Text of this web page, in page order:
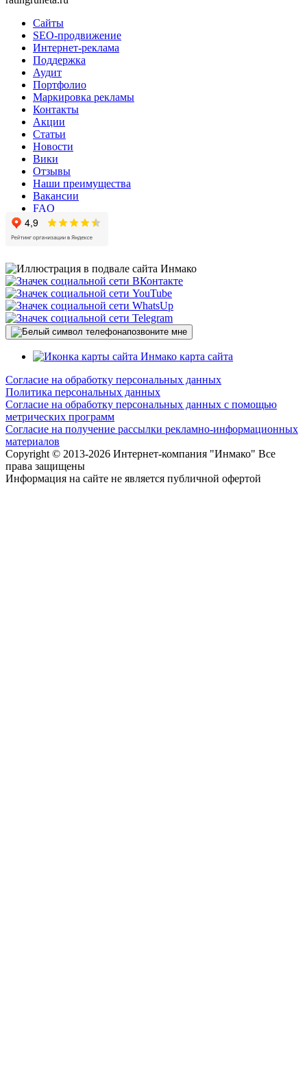
Сайты
SEO-продвижение
Интернет-реклама
Поддержка
Аудит
Портфолио
Маркировка рекламы
Контакты
Акции
Статьи
Новости
Вики
Отзывы
Наши преимущества
Вакансии
FAQ
позвоните мне
карта сайта
Согласие на обработку персональных данных
Политика персональных данных
Согласие на обработку персональных данных с помощью
метрических программ
Согласие на получение рассылки рекламно-информационных
материалов
Copyright © 2013-2026 Интернет-компания "Инмако" Все
права защищены
Информация на сайте не является публичной офертой